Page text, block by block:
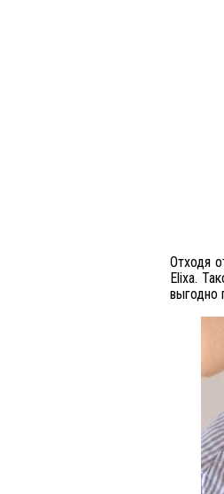
Отходя
Elixa.
выгодно